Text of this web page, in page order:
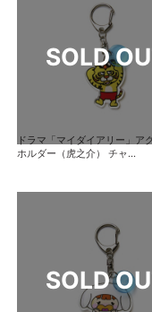
ドラマ「マイダイアリー」ア
ホルダー（虎之介） チャ...